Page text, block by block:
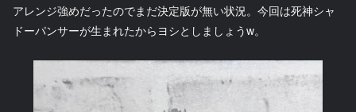
アレンジ強めだったのでまだ決定版が無い状況。今回は死神シャ
ドーパンサーが生まれたからヨシとしましょうw。